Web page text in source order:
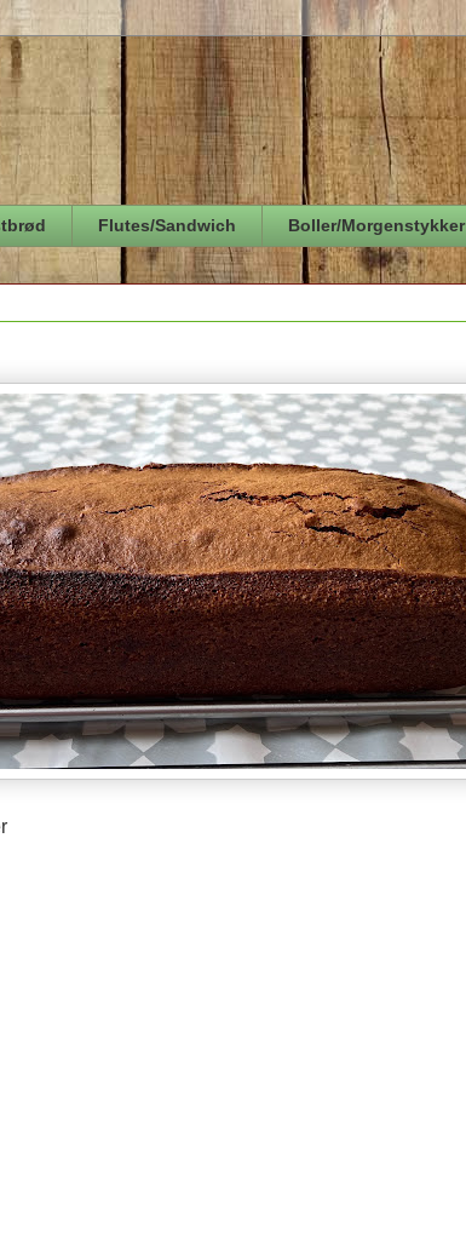
Flutes/Sandwich Boller/Morgenstykker